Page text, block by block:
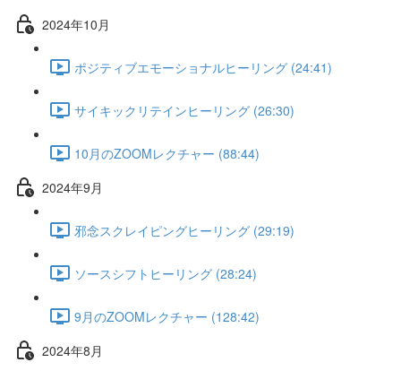
2024年10月
ポジティブエモーショナルヒーリング (24:41)
サイキックリテインヒーリング (26:30)
10月のZOOMレクチャー (88:44)
2024年9月
邪念スクレイピングヒーリング (29:19)
ソースシフトヒーリング (28:24)
9月のZOOMレクチャー (128:42)
2024年8月